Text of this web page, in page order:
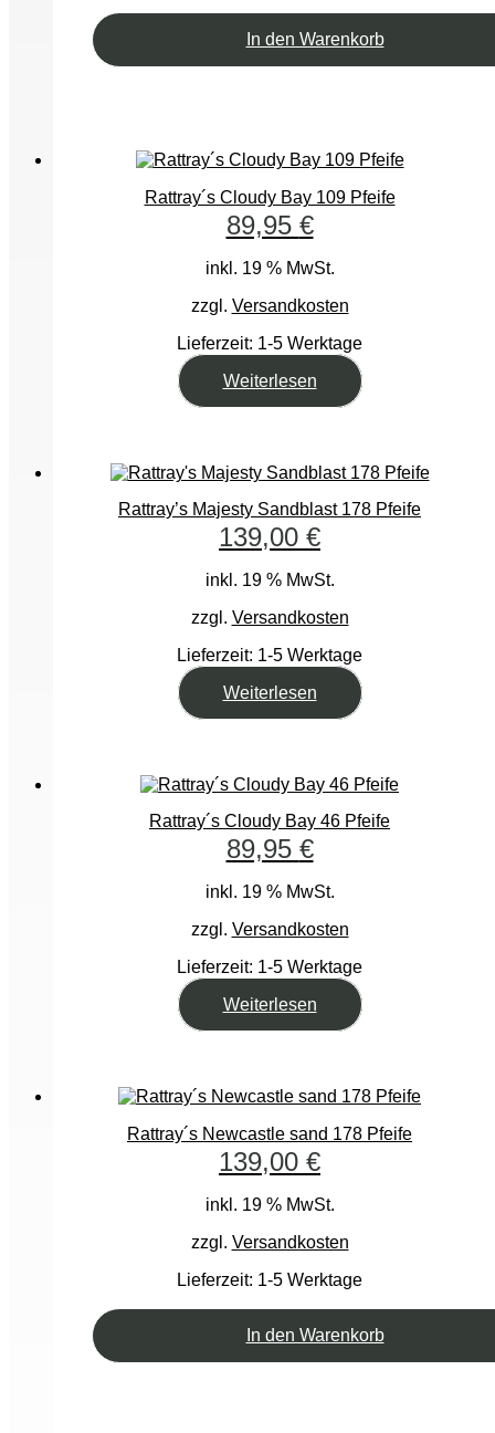
In den Warenkorb
Rattray´s Cloudy Bay 109 Pfeife
89,95 €
inkl. 19 % MwSt.
zzgl. Versandkosten
Lieferzeit: 1-5 Werktage
Weiterlesen
Rattray’s Majesty Sandblast 178 Pfeife
139,00 €
inkl. 19 % MwSt.
zzgl. Versandkosten
Lieferzeit: 1-5 Werktage
Weiterlesen
Rattray´s Cloudy Bay 46 Pfeife
89,95 €
inkl. 19 % MwSt.
zzgl. Versandkosten
Lieferzeit: 1-5 Werktage
Weiterlesen
Rattray´s Newcastle sand 178 Pfeife
139,00 €
inkl. 19 % MwSt.
zzgl. Versandkosten
Lieferzeit: 1-5 Werktage
In den Warenkorb